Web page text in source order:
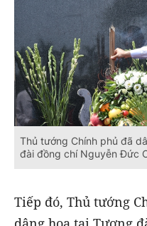
Thủ tướng Chính phủ đã
đài đồng chí Nguyễn Đức
Tiếp đó, Thủ tướng